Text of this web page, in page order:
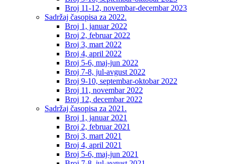
Broj 11-12, novembar-decembar 2023
Sadržaj časopisa za 2022.
Broj 1, januar 2022
Broj 2, februar 2022
Broj 3, mart 2022
Broj 4, april 2022
Broj 5-6, maj-jun 2022
Broj 7-8, jul-avgust 2022
Broj 9-10, septembar-oktobar 2022
Broj 11, novembar 2022
Broj 12, decembar 2022
Sadržaj časopisa za 2021.
Broj 1, januar 2021
Broj 2, februar 2021
Broj 3, mart 2021
Broj 4, april 2021
Broj 5-6, maj-jun 2021